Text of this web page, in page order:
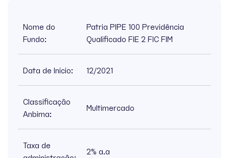
Nome do
Fundo:
Patria PIPE 100 Previdência
Qualificado FIE 2 FIC FIM
Data de Início: 12/2021
Classificação
Anbima:
Multimercado
Taxa de
2% a.a